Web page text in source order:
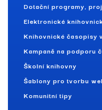
Dotační programy,
Elektronické
Knihovnické časopisy
Kampaně na podporu
Školní knihovny
Šablony pro tvorbu
Komunitní tipy